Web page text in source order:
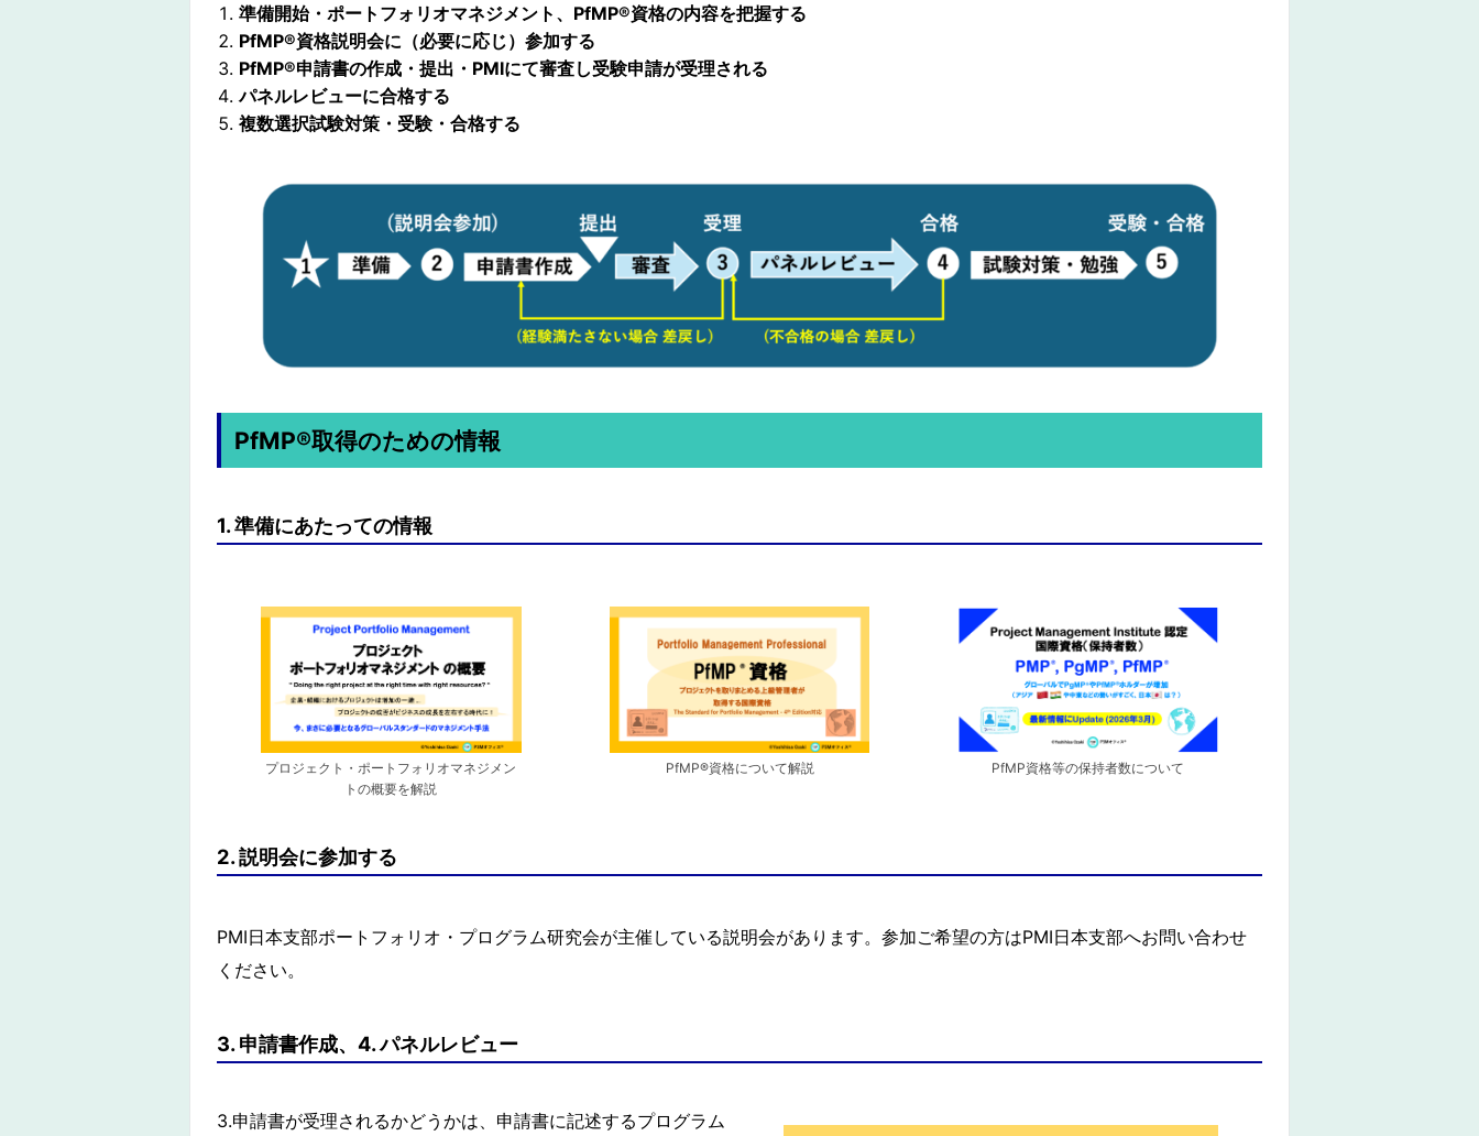
準備開始・ポートフォリオマネジメント、PfMP®︎資格の内容を把握する
PfMP®︎資格説明会に（必要に応じ）参加する
PfMP®︎申請書の作成・提出・PMIにて審査し受験申請が受理される
パネルレビューに合格する
複数選択試験対策・受験・合格する
PfMP®︎取得のための情報
1. 準備にあたっての情報
プロジェクト・ポートフォリオマネジメン
トの概要を解説
PfMP®︎資格について解説 PfMP資格等の保持者数について
2. 説明会に参加する
PMI日本支部ポートフォリオ・プログラム研究会が主催している説明会があります。参加ご希望の方はPMI日本支部へお問い合わせ
ください。
3. 申請書作成、4. パネルレビュー
3.申請書が受理されるかどうかは、申請書に記述するプログラム